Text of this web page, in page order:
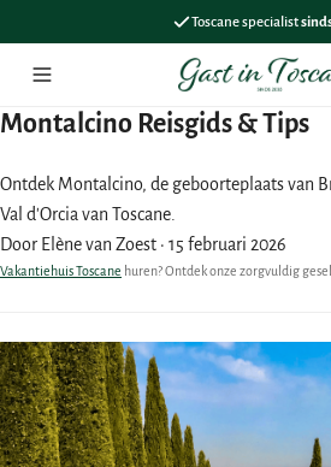
Toscane specialist
Menu
Montalcino Reisgids & Tips
Ontdek Montalcino, de geboorteplaats van
Val d'Orcia van Toscane.
Door Elène van Zoest · 15 februari 2026
Vakantiehuis Toscane huren? Ontdek onze zorgvuldig